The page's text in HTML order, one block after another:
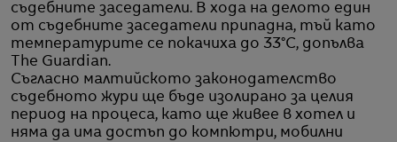
съдебните заседатели. В хода на делото един
от съдебните заседатели припадна, тъй като
температурите се покачиха до 33°C, допълва
The Guardian.
Съгласно малтийското законодателство
съдебното жури ще бъде изолирано за целия
период на процеса, като ще живее в хотел и
няма да има достъп до компютри, мобилни